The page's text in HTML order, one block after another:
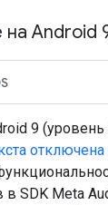
на Android
9 (уровень
SDK Meta